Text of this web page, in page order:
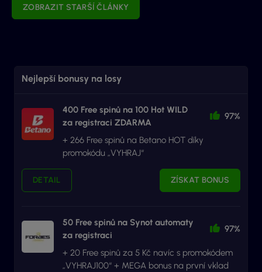
ZOBRAZIT STARŠÍ ČLÁNKY
Nejlepší bonusy na losy
400 Free spinů na 100 Hot WILD
za registraci ZDARMA
97%
+ 266 Free spinů na Betano HOT díky
promokódu „VYHRAJ“
DETAIL ZÍSKAT BONUS
50 Free spinů na Synot automaty
za registraci
97%
+ 20 Free spinů za 5 Kč navíc s promokódem
„VYHRAJ100“ + MEGA bonus na první vklad